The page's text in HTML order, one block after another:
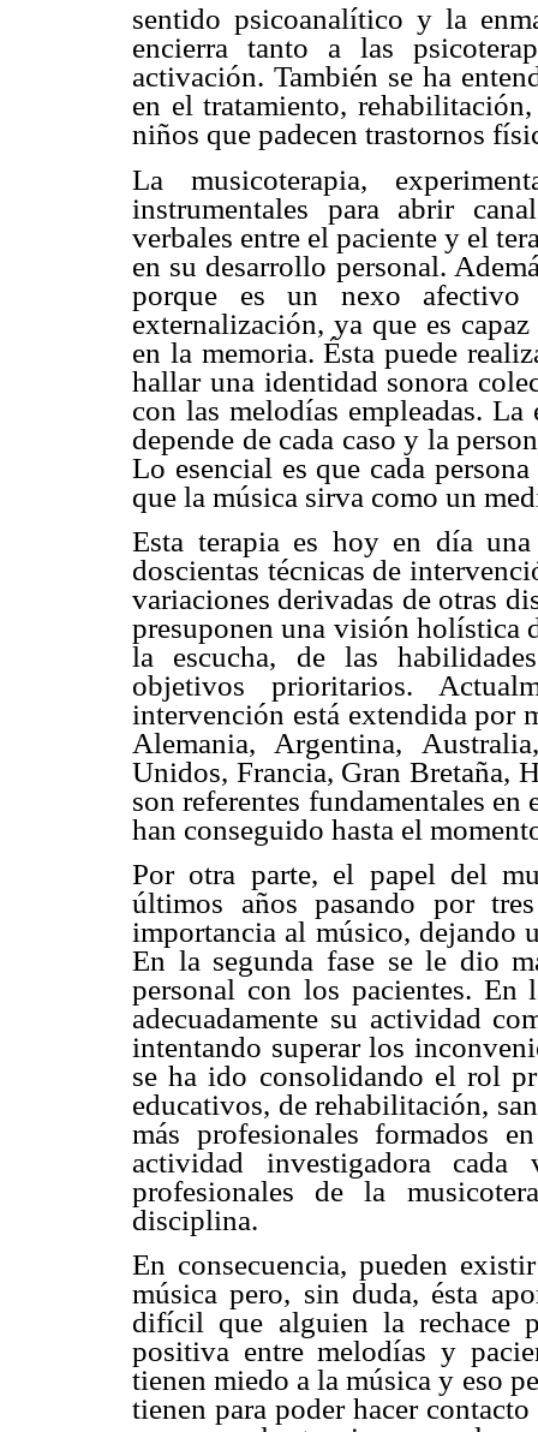
sentido psicoanalítico y la
encierra tanto a las
activación. También se ha
en el tratamiento,
niños que padecen trastornos
La musicoterapia,
instrumentales para abrir
verbales entre el paciente y el
en su desarrollo personal.
porque es un nexo
externalización, ya que es
en la memoria. Ésta puede
hallar una identidad sonora
con las melodías empleadas.
depende de cada caso y la
Lo esencial es que cada
que la música sirva como un
Esta terapia es hoy en día
doscientas técnicas de
variaciones derivadas de otras
presuponen una visión holística
la escucha, de las
objetivos prioritarios.
intervención está extendida por
Alemania, Argentina,
Unidos, Francia, Gran Bretaña,
son referentes fundamentales
han conseguido hasta el
Por otra parte, el papel del
últimos años pasando por
importancia al músico, dejando
En la segunda fase se le dio
personal con los pacientes. En
adecuadamente su actividad
intentando superar los
se ha ido consolidando el rol
educativos, de rehabilitación,
más profesionales formados
actividad investigadora
profesionales de la
disciplina.
En consecuencia, pueden
música pero, sin duda, ésta
difícil que alguien la rechace
positiva entre melodías y
tienen miedo a la música y eso
tienen para poder hacer